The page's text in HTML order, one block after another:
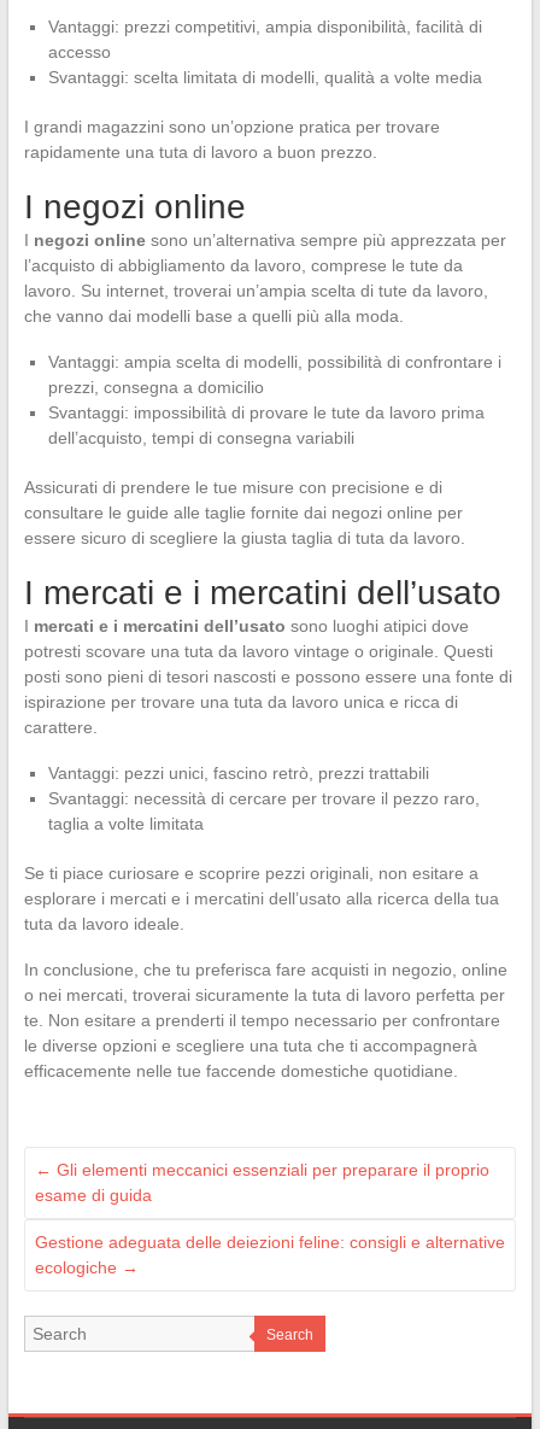
Vantaggi: prezzi competitivi, ampia disponibilità, facilità di
accesso
Svantaggi: scelta limitata di modelli, qualità a volte media
I grandi magazzini sono un’opzione pratica per trovare
rapidamente una tuta di lavoro a buon prezzo.
I negozi online
I negozi onlinesono un’alternativa sempre più apprezzata per
l’acquisto di abbigliamento da lavoro, comprese le tute da
lavoro. Su internet, troverai un’ampia scelta di tute da lavoro,
che vanno dai modelli base a quelli più alla moda.
Vantaggi: ampia scelta di modelli, possibilità di confrontare i
prezzi, consegna a domicilio
Svantaggi: impossibilità di provare le tute da lavoro prima
dell’acquisto, tempi di consegna variabili
Assicurati di prendere le tue misure con precisione e di
consultare le guide alle taglie fornite dai negozi online per
essere sicuro di scegliere la giusta taglia di tuta da lavoro.
I mercati e i mercatini dell’usato
I mercati e i mercatini dell’usato sono luoghi atipici dove
potresti scovare una tuta da lavoro vintage o originale. Questi
posti sono pieni di tesori nascosti e possono essere una fonte di
ispirazione per trovare una tuta da lavoro unica e ricca di
carattere.
Vantaggi: pezzi unici, fascino retrò, prezzi trattabili
Svantaggi: necessità di cercare per trovare il pezzo raro,
taglia a volte limitata
Se ti piace curiosare e scoprire pezzi originali, non esitare a
esplorare i mercati e i mercatini dell’usato alla ricerca della tua
tuta da lavoro ideale.
In conclusione, che tu preferisca fare acquisti in negozio, online
o nei mercati, troverai sicuramente la tuta di lavoro perfetta per
te. Non esitare a prenderti il tempo necessario per confrontare
le diverse opzioni e scegliere una tuta che ti accompagnerà
efficacemente nelle tue faccende domestiche quotidiane.
← Gli elementi meccanici essenziali per preparare il proprio
esame di guida
Gestione adeguata delle deiezioni feline: consigli e alternative
ecologiche →
Search